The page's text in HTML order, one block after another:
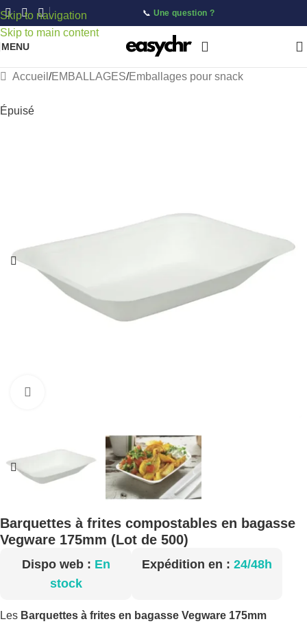
Skip to navigation
Skip to main content
📞 Une question ?
MENU
Accueil /EMBALLAGES/Emballages pour snack
Épuisé
Barquettes à frites compostables en bagasse
Vegware 175mm (Lot de 500)
Dispo web : En
stock
Expédition en : 24/48h
Les Barquettes à frites en bagasse Vegware 175mm